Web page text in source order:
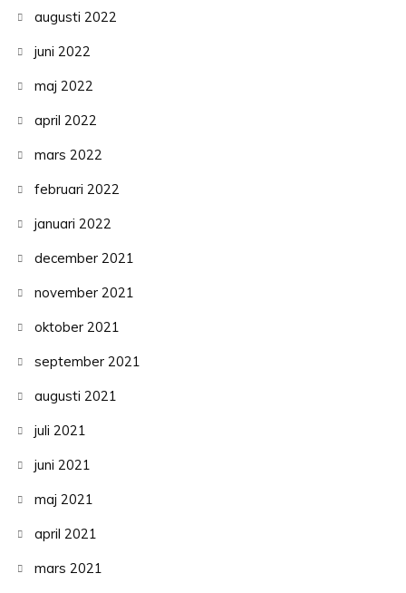
augusti 2022
juni 2022
maj 2022
april 2022
mars 2022
februari 2022
januari 2022
december 2021
november 2021
oktober 2021
september 2021
augusti 2021
juli 2021
juni 2021
maj 2021
april 2021
mars 2021